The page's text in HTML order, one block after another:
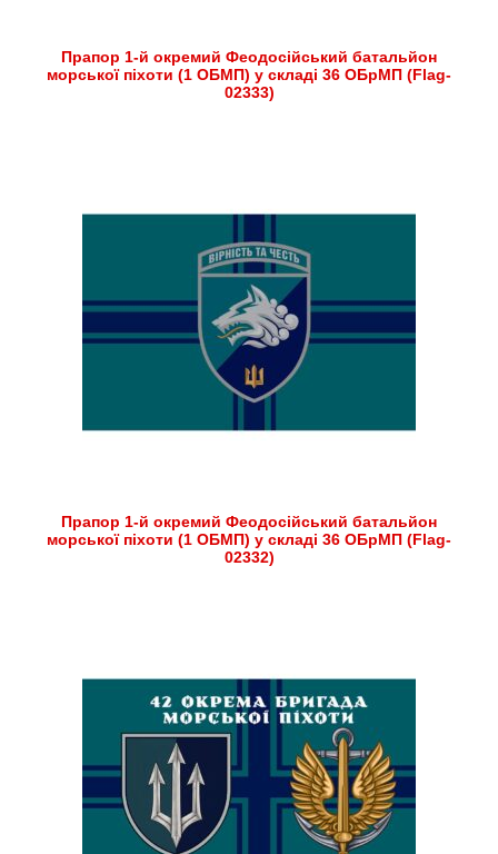
Прапор 1-й окремий Феодосійський батальйон
морської піхоти (1 ОБМП) у складі 36 ОБрМП (Flag-
02333)
Прапор 1-й окремий Феодосійський батальйон
морської піхоти (1 ОБМП) у складі 36 ОБрМП (Flag-
02332)